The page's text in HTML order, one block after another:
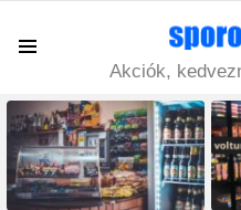
Akciók,
LATEST
STORIES